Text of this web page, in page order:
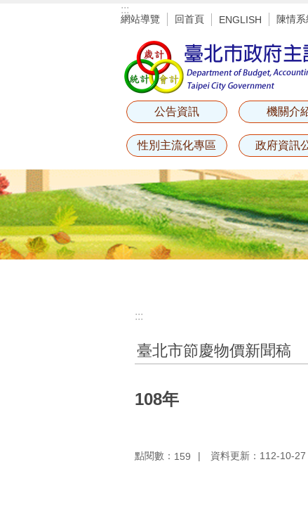
:::
網站導覽 回首頁 ENGLISH 陳情
公告資訊 機關介
性別主流化專區 政府資訊
:::
臺北市節慶物價新聞稿
108年
點閱數： 159 資料更新：112-10-27